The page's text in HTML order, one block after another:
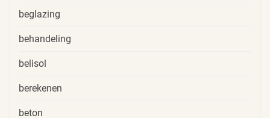
beglazing
behandeling
belisol
berekenen
beton